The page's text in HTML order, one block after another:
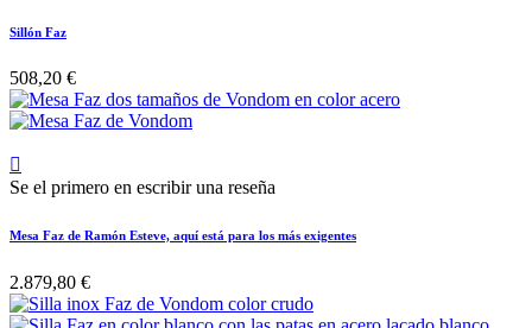
Sillón Faz
508,20 €

Se el primero en escribir una reseña
Mesa Faz de Ramón Esteve, aquí está para los más exigentes
2.879,80 €